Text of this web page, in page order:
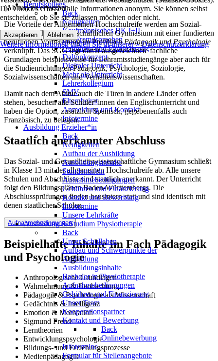
Berufskollegs
Back
Neuigkeiten
Kaufmännisches BK I+II
BK Fremdsprachen
Gebühren und Finanzierung
Daltonkonzept
Digitaler Unterricht
Mehr als Unterricht
Lehrerkollegium
SMV
Elternbeirat
Anmeldung und Kontakt
Infotermine
Ausbildung Erzieher*in
Back
Neuigkeiten
Aufbau der Ausbildung
Ausbildungsinhalte
Stundentafeln
Aufnahmebedingungen
Gebühren und Finanzierung
Kontakt und Bewerbung
Infotermine
Unsere Lehrkräfte
Ausbildung & Studium Physiotherapie
Back
Unser Schulleben
Aufbau und Schwerpunkte der
Ausbildung
Ausbildungsinhalte
Bachelor in Physiotherapie
Aufnahmebedingungen
Gebühren und Finanzierung
Unser Team
Kooperationspartner
Kontakt und Bewerbung
Back
Onlinebewerbung
Infotermine
Formular für Stellenangebote
(Abitur) zu erwerben.
Die Vorteile der Allgemeinen Hochschulreife werden am Sozial-
und Gesundheitswissenschaftlichen Gymnasium mit einer fundierten
beruflichen Vorbereitung im ProfilfachPädagogik und Psychologie
verknüpft. Das SGG legt damit ausgezeichnete fachliche
Grundlagen beispielsweise für Lehramtsstudiengänge aber auch für
die Studienrichtungen Pädagogik, Psychologie, Soziologie,
Sozialwissenschaften und Verhaltenswissenschaften.
Damit nach dem Abitur auch die Türen in andere Länder offen
stehen, besuchen alle Schüler*innen den Englischunterricht und
haben die Option, zusätzlich Spanisch, gegebenenfalls auch
Französisch, zu belegen.
Staatlich anerkannter Abschluss
Das Sozial- und Gesundheitswissenschaftliche Gymnasium schließt
in Klasse 13 mit der allgemeinen Hochschulreife ab. Alle unsere
Schulen und Abschlüsse sind staatlich anerkannt. Der Unterricht
folgt den Bildungsplänen Baden-Württembergs. Die
Abschlussprüfungen finden hausintern statt und sind identisch mit
denen staatlicher Schulen.
Aufnahmebedingungen
Beispielhafte Inhalte im Fach Pädagogik
und Psychologie
Anthropologische Grundlagen
Wahrnehmung & Beobachtung
Pädagogik & Psychologie als Wissenschaft
Gedächtnis & Intelligenz
Emotion & Motivation
Sigmund Freud
Lerntheorien
Entwicklungspsychologie
Bildungs- und Erziehungsprozesse
Medienpädagogik
Die Cookies erfassen alle Informationen anonym. Sie können selbst
entscheiden, ob Sie sie zulassen möchten oder nicht.
Akzeptieren Ablehnen
Weitere Informationen finden Sie in unserer » Datenschutzerklärung